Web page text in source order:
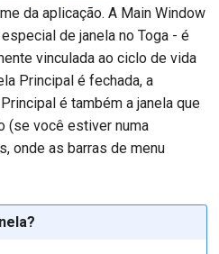
da aplicação. A Main Window
de janela no Toga - é
vinculada ao ciclo de vida
Principal é fechada, a
é também a janela que
(se você estiver numa
onde as barras de menu